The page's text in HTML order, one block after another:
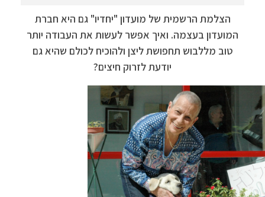
הצלמת הרשמית של מועדון "יחדיו" גם היא חברת
המועדון בעצמה. ואיך אפשר לעשות את העבודה יותר
טוב מללבוש תחפושת ליצן ולהוכיח לכולם שהיא גם
יודעת לזרוק חיצים?